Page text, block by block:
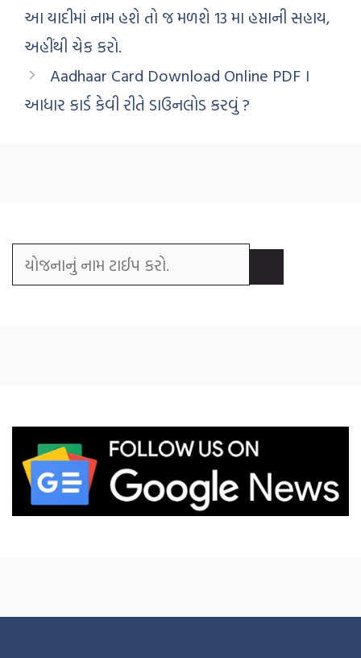
આ યાદીમાં નામ હશે તો જ મળશે 13 મા હપ્તાની સહાય,
અહીંથી ચેક કરો.
Aadhaar Card Download Online PDF ।
આધાર કાર્ડ કેવી રીતે ડાઉનલોડ કરવું ?